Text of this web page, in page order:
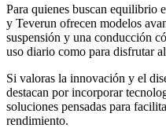
Para quienes buscan equilibrio
y Teverun ofrecen modelos
suspensión y una conducción
uso diario como para disfrutar
Si valoras la innovación y el
destacan por incorporar
soluciones pensadas para
rendimiento.